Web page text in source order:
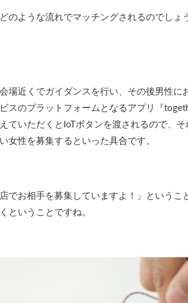
のような流れでマッチングされるのでしょ
場近くでガイダンスを行い、その後男性に
スのプラットフォームとなるアプリ『
ていただくとIoTボタンを渡されるので、
女性を募集するといった具合です。
店でお相手を募集していますよ！」という
ということですね。